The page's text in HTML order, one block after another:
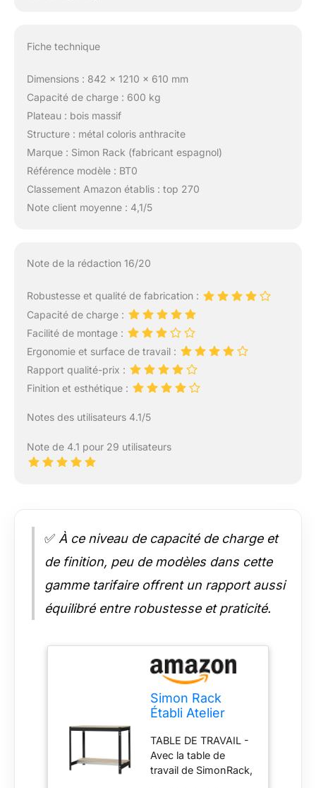
Fiche technique
Dimensions : 842 x 1210 x 610 mm
Capacité de charge : 600 kg
Plateau : bois massif
Structure : métal coloris anthracite
Marque : Simon Rack (fabricant espagnol)
Référence modèle : BT0
Classement Amazon établis : top 270
Note client moyenne : 4,1/5
Note de la rédaction 16/20
Robustesse et qualité de fabrication :
Capacité de charge :
Facilité de montage :
Ergonomie et surface de travail :
Rapport qualité-prix :
Finition et esthétique :
Notes des utilisateurs 4.1/5
Note de 4.1 pour 29 utilisateurs
✅ À ce niveau de capacité de charge et
de finition, peu de modèles dans cette
gamme tarifaire offrent un rapport aussi
équilibré entre robustesse et praticité.
Simon Rack
Établi Atelier
mm - BT0
TABLE DE TRAVAIL -
Avec la table de
travail de SimonRack,